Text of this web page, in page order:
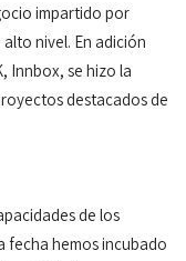
impartido por
alto nivel. En adición
Innbox, se hizo la
destacados de
de los
fecha hemos incubado